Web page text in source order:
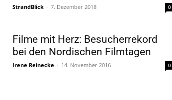
StrandBlick - 7. Dezember 2018 0
Filme mit Herz: Besucherrekord
bei den Nordischen Filmtagen
Irene Reinecke - 14. November 2016 0